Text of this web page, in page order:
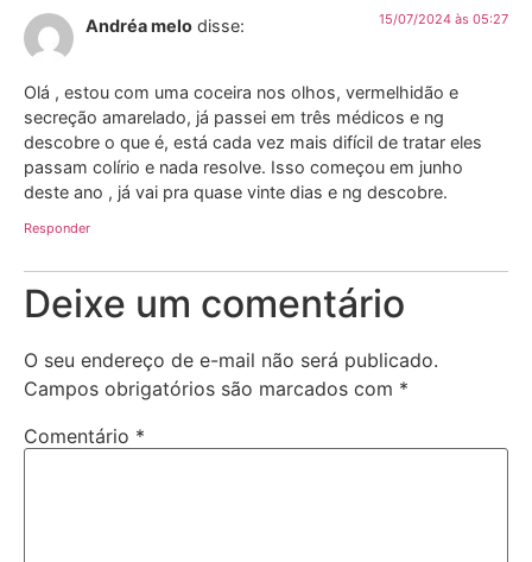
Andréa melo disse: 15/07/2024 às 05:27
Olá , estou com uma coceira nos olhos, vermelhidão e
secreção amarelado, já passei em três médicos e ng
descobre o que é, está cada vez mais difícil de tratar eles
passam colírio e nada resolve. Isso começou em junho
deste ano , já vai pra quase vinte dias e ng descobre.
Responder
Deixe um comentário
O seu endereço de e-mail não será publicado.
Campos obrigatórios são marcados com *
Comentário *